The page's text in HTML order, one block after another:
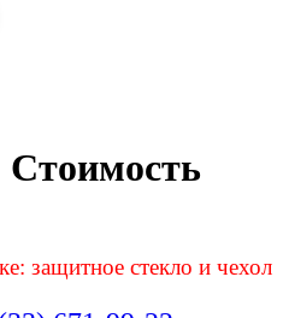
Стоимость
защитное стекло и чехол